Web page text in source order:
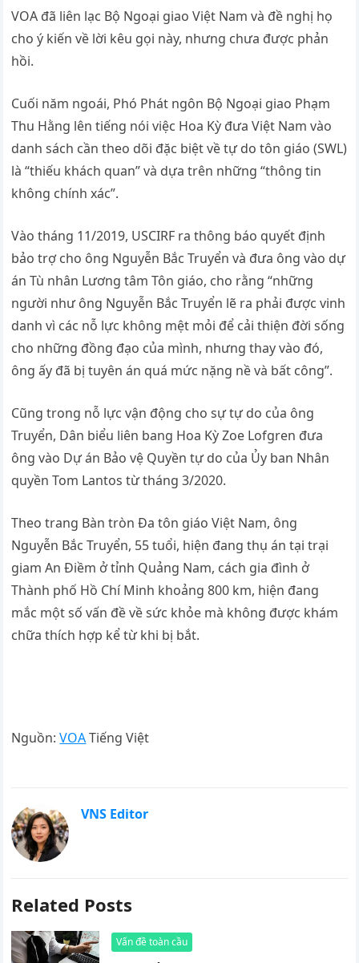
VOA đã liên lạc Bộ Ngoại giao Việt Nam và đề nghị họ
cho ý kiến về lời kêu gọi này, nhưng chưa được phản
hồi.
Cuối năm ngoái, Phó Phát ngôn Bộ Ngoại giao Phạm
Thu Hằng lên tiếng nói việc Hoa Kỳ đưa Việt Nam vào
danh sách cần theo dõi đặc biệt về tự do tôn giáo (SWL)
là “thiếu khách quan” và dựa trên những “thông tin
không chính xác”.
Vào tháng 11/2019, USCIRF ra thông báo quyết định
bảo trợ cho ông Nguyễn Bắc Truyển và đưa ông vào dự
án Tù nhân Lương tâm Tôn giáo, cho rằng “những
người như ông Nguyễn Bắc Truyển lẽ ra phải được vinh
danh vì các nỗ lực không mệt mỏi để cải thiện đời sống
cho những đồng đạo của mình, nhưng thay vào đó,
ông ấy đã bị tuyên án quá mức nặng nề và bất công”.
Cũng trong nỗ lực vận động cho sự tự do của ông
Truyển, Dân biểu liên bang Hoa Kỳ Zoe Lofgren đưa
ông vào Dự án Bảo vệ Quyền tự do của Ủy ban Nhân
quyền Tom Lantos từ tháng 3/2020.
Theo trang Bàn tròn Đa tôn giáo Việt Nam, ông
Nguyễn Bắc Truyển, 55 tuổi, hiện đang thụ án tại trại
giam An Điềm ở tỉnh Quảng Nam, cách gia đình ở
Thành phố Hồ Chí Minh khoảng 800 km, hiện đang
mắc một số vấn đề về sức khỏe mà không được khám
chữa thích hợp kể từ khi bị bắt.
Nguồn:VOATiếng Việt
VNS Editor
Related Posts
Vấn đề toàn cầu